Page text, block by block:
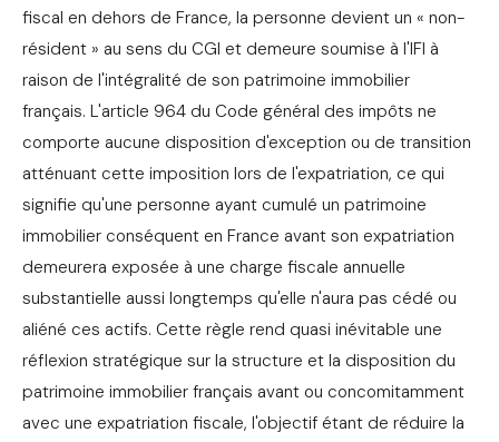
fiscal en dehors de France, la personne devient un « non-
résident » au sens du CGI et demeure soumise à l'IFI à
raison de l'intégralité de son patrimoine immobilier
français. L'article 964 du Code général des impôts ne
comporte aucune disposition d'exception ou de transition
atténuant cette imposition lors de l'expatriation, ce qui
signifie qu'une personne ayant cumulé un patrimoine
immobilier conséquent en France avant son expatriation
demeurera exposée à une charge fiscale annuelle
substantielle aussi longtemps qu'elle n'aura pas cédé ou
aliéné ces actifs. Cette règle rend quasi inévitable une
réflexion stratégique sur la structure et la disposition du
patrimoine immobilier français avant ou concomitamment
avec une expatriation fiscale, l'objectif étant de réduire la